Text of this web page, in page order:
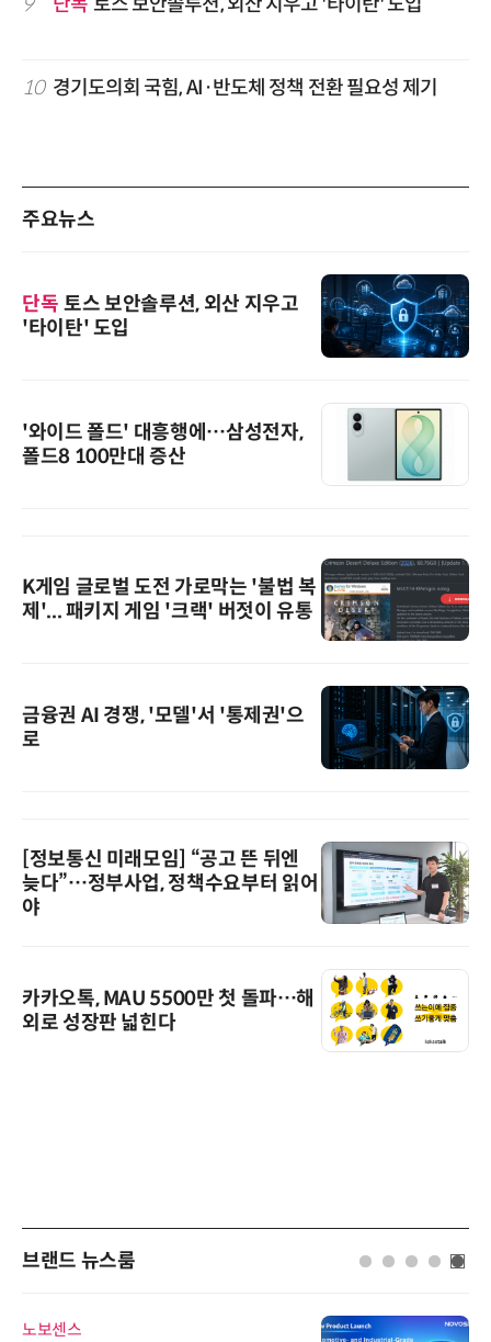
9 단독 토스 보안솔루션, 외산 지우고 '타이탄' 도입
10 경기도의회 국힘, AI·반도체 정책 전환 필요성 제기
주요뉴스
단독 토스 보안솔루션, 외산 지우고
'타이탄' 도입
'와이드 폴드' 대흥행에…삼성전자,
폴드8 100만대 증산
K게임 글로벌 도전 가로막는 '불법 복
제'... 패키지 게임 '크랙' 버젓이 유통
금융권 AI 경쟁, '모델'서 '통제권'으
로
[정보통신 미래모임] “공고 뜬 뒤엔
늦다”…정부사업, 정책수요부터 읽어
야
카카오톡, MAU 5500만 첫 돌파…해
외로 성장판 넓힌다
브랜드 뉴스룸
노보센스